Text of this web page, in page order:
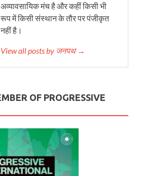
अव्यावसायिक मंच है और कहीं किसी भी
रूप में किसी संस्थान के तौर पर पंजीकृत
नहीं है।
View all posts by जनपथ →
OF PROGRESSIVE